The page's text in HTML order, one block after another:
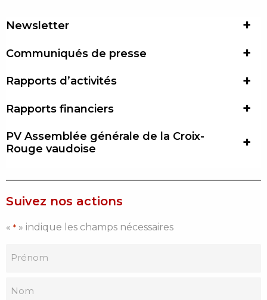
Newsletter
Communiqués de presse
Rapports d’activités
Rapports financiers
PV Assemblée générale de la Croix-
Rouge vaudoise
Suivez nos actions
« * » indique les champs nécessaires
la